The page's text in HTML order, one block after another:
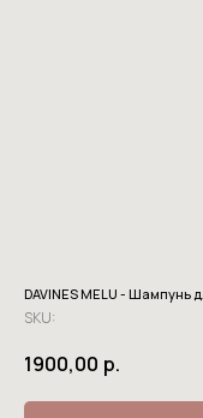
DAVINES MELU - Шампунь
SKU:
1900,00 р.